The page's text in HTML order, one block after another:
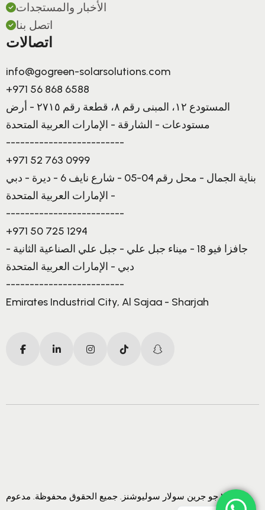
الأخبار والمستجدات
اتصل بنا
اتصالات
info@gogreen-solarsolutions.com
+971 56 868 6588
المستودع ١٢، المبنى رقم ٨، قطعة رقم ٢٧١٥ - أرض
مستودعات - الشارقة - الإمارات العربية المتحدة
-------------------------
+971 52 763 0999
بناية الجمال - محل رقم 04-05 - شارع نايف 6 - ديرة - دبي
- الإمارات العربية المتحدة
-------------------------
+971 50 725 1294
جافزا فيو 18 - ميناء جبل علي - جبل علي الصناعية الثانية -
دبي - الإمارات العربية المتحدة
-------------------------
Emirates Industrial City, Al Sajaa - Sharjah
© ٢٠٢٥ جو جرين سولار سوليوشنز. جميع الحقوق محفوظة. مدعوم